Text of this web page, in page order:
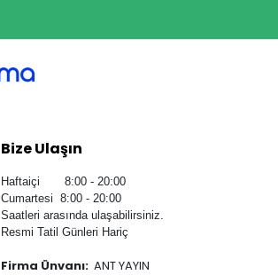
Bize Ulaşın
Haftaiçi 8:00 - 20:00
Cumartesi 8:00 - 20:00
Saatleri arasında ulaşabilirsiniz.
Resmi Tatil Günleri Hariç
Firma Ünvanı: ANT YAYIN